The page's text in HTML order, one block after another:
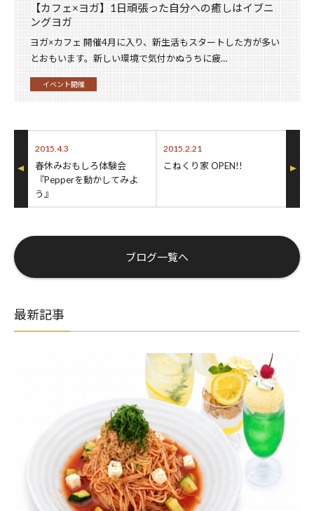
【カフェ×ヨガ】1日頑張った自分への癒しはイブニ
ングヨガ
ヨガ×カフェ 開催4月に入り、新生活もスタートした方が多い
とおもいます。新しい環境で気付かぬうちに疲…
イベント開催
2015.4.3
春休みおもしろ体験会
『Pepperを動かしてみよ
う』
2015.2.21
こねくり家 OPEN!!
ブログ一覧へ
最新記事